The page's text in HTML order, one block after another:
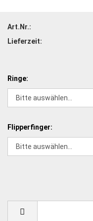
Art.Nr.:
Lieferzeit:
Ringe:
Flipperfinger: